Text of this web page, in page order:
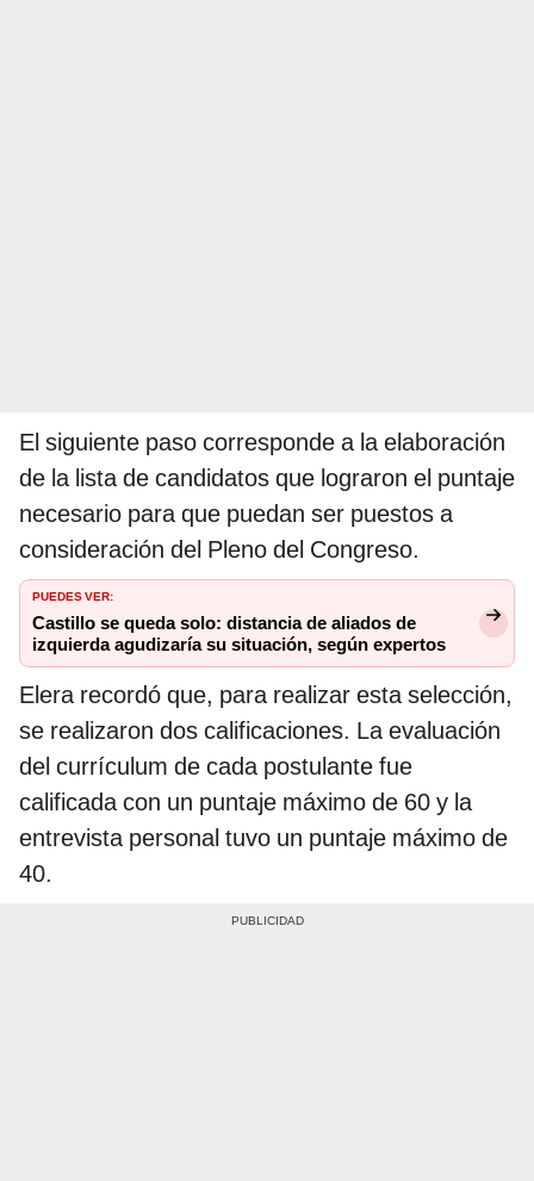
El siguiente paso corresponde a la elaboración
de la lista de candidatos que lograron el puntaje
necesario para que puedan ser puestos a
consideración del Pleno del Congreso.
PUEDES VER:
Castillo se queda solo: distancia de aliados de
izquierda agudizaría su situación, según expertos
Elera recordó que, para realizar esta selección,
se realizaron dos calificaciones. La evaluación
del currículum de cada postulante fue
calificada con un puntaje máximo de 60 y la
entrevista personal tuvo un puntaje máximo de
40.